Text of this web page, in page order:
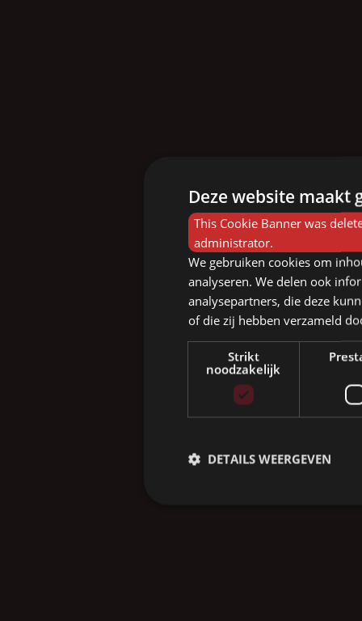
Deze website maakt
This Cookie Banner was
administrator.
We gebruiken cookies om
analyseren. We delen ook
analysepartners, die deze
of die zij hebben verzameld
Strikt
noodzakelijk
DETAILS WEERGEVEN